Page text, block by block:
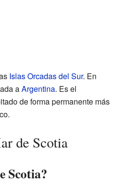
Islas Orcadas del Sur. En
aArgentina. Es el
de forma permanente más
de Scotia
Scotia?